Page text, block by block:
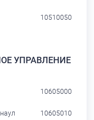
10510050
УПРАВЛЕНИЕ
10605000
10605010